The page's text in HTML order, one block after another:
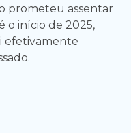
prometeu assentar
o início de 2025,
efetivamente